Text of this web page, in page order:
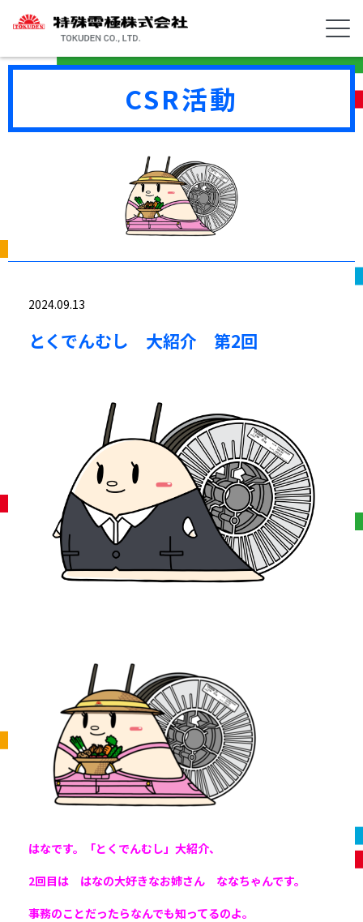
CSR活動
2024.09.13
とくでんむし 大紹介 第2回
はなです。「とくでんむし」大紹介、
2回目は はなの大好きなお姉さん ななちゃんです。
事務のことだったらなんでも知ってるのよ。